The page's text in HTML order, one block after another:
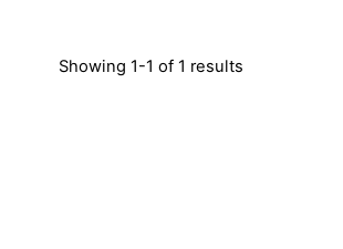
Showing 1-1 of 1 results